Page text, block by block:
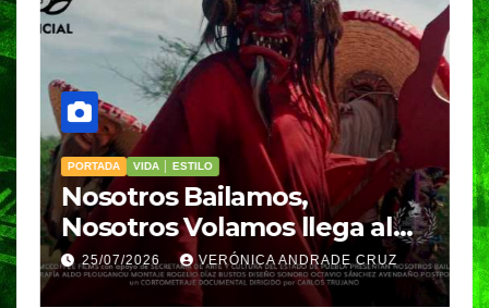
PORTADA VIDA │ ESTILO
Nosotros Bailamos,
Nosotros Volamos llega al
GIFF
25/07/2026 VERÓNICA ANDRADE CRUZ